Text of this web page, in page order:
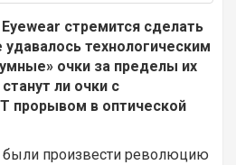
стремится сделать
удавалось технологическим
очки за пределы их
ли очки с
прорывом в оптической
произвести революцию